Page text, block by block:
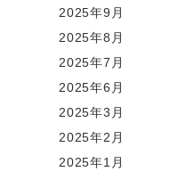
2025年9月
2025年8月
2025年7月
2025年6月
2025年3月
2025年2月
2025年1月